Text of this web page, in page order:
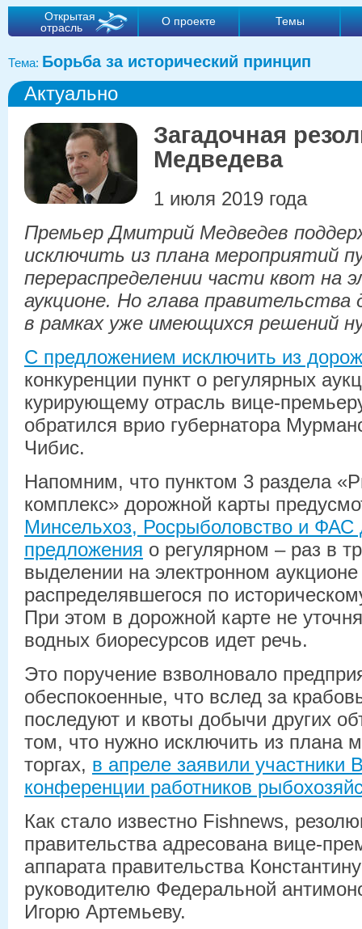
Открытая
отрасль
О проекте Темы
Тема: Борьба за исторический принцип
Актуально
Загадочная
Медведева
1 июля 2019 года
Премьер Дмитрий Медведев
исключить из плана мероприятий
перераспределении части квот на
аукционе. Но глава
в рамках уже имеющихся решений
С предложением исключить из
конкуренции пункт о регулярных
курирующему отрасль вице-
обратился врио губернатора
Чибис.
Напомним, что пунктом 3 раздела
комплекс» дорожной карты
Минсельхоз, Росрыболовство и ФАС
предложения о регулярном – раз в
выделении на электронном аукционе
распределявшегося по
При этом в дорожной карте не
водных биоресурсов идет речь.
Это поручение взволновало
обеспокоенные, что вслед за
последуют и квоты добычи других
том, что нужно исключить из плана
торгах, в апреле заявили участники
конференции работников
Как стало известно Fishnews,
правительства адресована вице-
аппарата правительства
руководителю Федеральной
Игорю Артемьеву.